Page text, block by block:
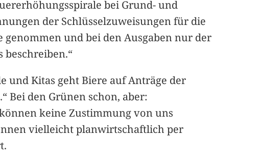
bei Grund- und
der Schlüsselzuweisungen für die
und bei den Ausgaben nur der
und Kitas geht Biere auf Anträge der
Bei den Grünen schon, aber:
keine Zustimmung von uns
vielleicht planwirtschaftlich per